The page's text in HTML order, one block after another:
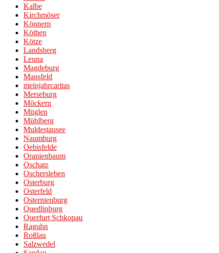
Kalbe
Kirchmöser
Könnern
Köthen
Kötze
Landsberg
Leuna
Magdeburg
Mansfeld
meinjahrcaritas
Merseburg
Möckern
Müglen
Mühlberg
Muldestausee
Naumburg
Oebisfelde
Oranienbaum
Oschatz
Oschersleben
Osterburg
Osterfeld
Osternienburg
Quedlinburg
Querfurt Schkopau
Raguhn
Roßlau
Salzwedel